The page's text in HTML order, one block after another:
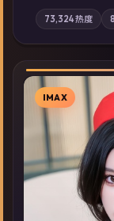
旧案重提，真相
地域气质；站内
展检索同类型高
73,324热度
IMAX